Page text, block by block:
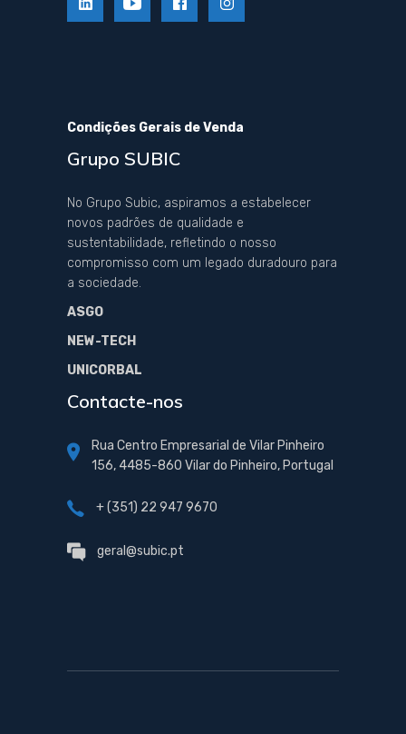
Condições Gerais de Venda
Grupo SUBIC
No Grupo Subic, aspiramos a estabelecer
novos padrões de qualidade e
sustentabilidade, refletindo o nosso
compromisso com um legado duradouro para
a sociedade.
ASGO
NEW-TECH
UNICORBAL
Contacte-nos
Rua Centro Empresarial de Vilar Pinheiro
156, 4485-860 Vilar do Pinheiro, Portugal
+ (351) 22 947 9670
geral@subic.pt